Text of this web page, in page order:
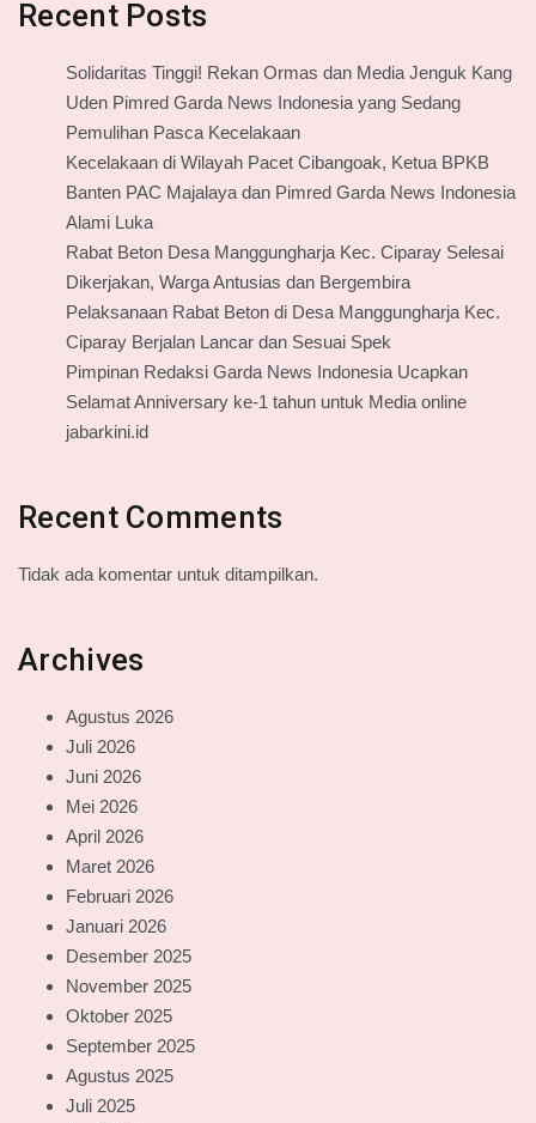
Recent Posts
Solidaritas Tinggi! Rekan Ormas dan Media Jenguk Kang
Uden Pimred Garda News Indonesia yang Sedang
Pemulihan Pasca Kecelakaan
Kecelakaan di Wilayah Pacet Cibangoak, Ketua BPKB
Banten PAC Majalaya dan Pimred Garda News Indonesia
Alami Luka
Rabat Beton Desa Manggungharja Kec. Ciparay Selesai
Dikerjakan, Warga Antusias dan Bergembira
Pelaksanaan Rabat Beton di Desa Manggungharja Kec.
Ciparay Berjalan Lancar dan Sesuai Spek
Pimpinan Redaksi Garda News Indonesia Ucapkan
Selamat Anniversary ke-1 tahun untuk Media online
jabarkini.id
Recent Comments
Tidak ada komentar untuk ditampilkan.
Archives
Agustus 2026
Juli 2026
Juni 2026
Mei 2026
April 2026
Maret 2026
Februari 2026
Januari 2026
Desember 2025
November 2025
Oktober 2025
September 2025
Agustus 2025
Juli 2025